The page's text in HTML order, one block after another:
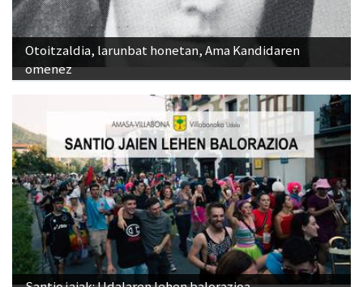
Otoitzaldia, larunbat honetan, Ama Kandidaren
omenez